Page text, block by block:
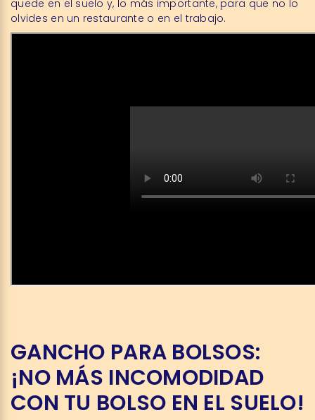
quede en el suelo y, lo más importante, para que no lo
olvides en un restaurante o en el trabajo.
GANCHO PARA BOLSOS:
¡NO MÁS INCOMODIDAD
CON TU BOLSO EN EL SUELO!